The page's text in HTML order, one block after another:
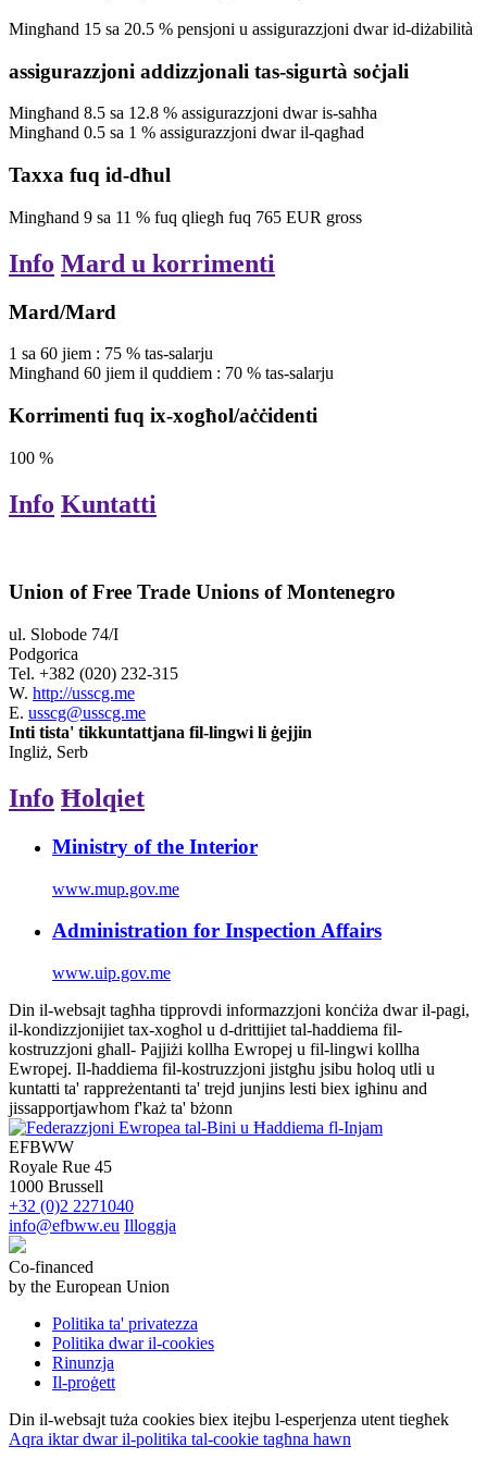
Mingħand 15 sa 20.5 % pensjoni u assigurazzjoni dwar id-diżabilità
assigurazzjoni addizzjonali tas-sigurtà soċjali
Mingħand 8.5 sa 12.8 % assigurazzjoni dwar is-saħħa
Mingħand 0.5 sa 1 % assigurazzjoni dwar il-qagħad
Taxxa fuq id-dħul
Mingħand 9 sa 11 % fuq qliegħ fuq 765 EUR gross
Info Mard u korrimenti
Mard/Mard
1 sa 60 jiem : 75 % tas-salarju
Mingħand 60 jiem il quddiem : 70 % tas-salarju
Korrimenti fuq ix-xogħol/aċċidenti
100 %
Info Kuntatti
Union of Free Trade Unions of Montenegro
ul. Slobode 74/I
Podgorica
Tel. +382 (020) 232-315
W. http://usscg.me
E. usscg@usscg.me
Inti tista' tikkuntattjana fil-lingwi li ġejjin
Ingliż, Serb
Info Ħolqiet
Ministry of the Interior
www.mup.gov.me
Administration for Inspection Affairs
www.uip.gov.me
Din il-websajt tagħha tipprovdi informazzjoni konċiża dwar il-pagi,
il-kondizzjonijiet tax-xogħol u d-drittijiet tal-ħaddiema fil-
kostruzzjoni għall- Pajjiżi kollha Ewropej u fil-lingwi kollha
Ewropej. Il-ħaddiema fil-kostruzzjoni jistgħu jsibu ħoloq utli u
kuntatti ta' rappreżentanti ta' trejd junjins lesti biex igħinu and
jissapportjawhom f'każ ta' bżonn
EFBWW
Royale Rue 45
1000 Brussell
+32 (0)2 2271040
info@efbww.eu Illoggja
Co-financed
by the European Union
Politika ta' privatezza
Politika dwar il-cookies
Rinunzja
Il-proġett
Din il-websajt tuża cookies biex itejbu l-esperjenza utent tiegħek
Aqra iktar dwar il-politika tal-cookie tagħna hawn